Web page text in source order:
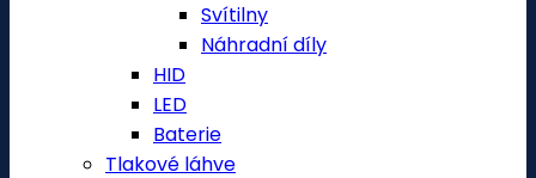
Svítilny
Náhradní díly
HID
LED
Baterie
Tlakové láhve